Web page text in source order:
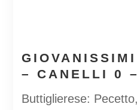
GIOVANISSIMI
– CANELLI 0
Buttiglierese: